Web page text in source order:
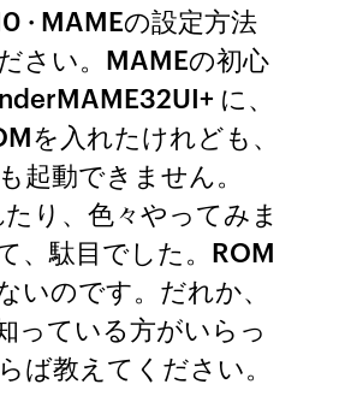
· MAMEの設定方法
さい。MAMEの初心
に、
を入れたけれども、
起動できません。
り、色々やってみま
、駄目でした。ROM
いのです。だれか、
っている方がいらっ
ば教えてください。